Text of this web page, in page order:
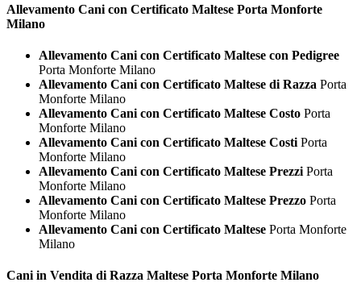
Allevamento Cani con Certificato Maltese Porta Monforte
Milano
Allevamento Cani con Certificato Maltese con Pedigree
Porta Monforte Milano
Allevamento Cani con Certificato Maltese di Razza Porta
Monforte Milano
Allevamento Cani con Certificato Maltese Costo Porta
Monforte Milano
Allevamento Cani con Certificato Maltese Costi Porta
Monforte Milano
Allevamento Cani con Certificato Maltese Prezzi Porta
Monforte Milano
Allevamento Cani con Certificato Maltese Prezzo Porta
Monforte Milano
Allevamento Cani con Certificato Maltese Porta Monforte
Milano
Cani in Vendita di Razza Maltese Porta Monforte Milano